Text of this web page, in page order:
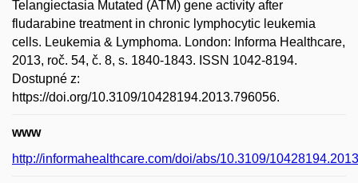
Telangiectasia Mutated (ATM) gene activity after
fludarabine treatment in chronic lymphocytic leukemia
cells. Leukemia & Lymphoma. London: Informa Healthcare,
2013, roč. 54, č. 8, s. 1840-1843. ISSN 1042-8194.
Dostupné z:
https://doi.org/10.3109/10428194.2013.796056.
www
http://informahealthcare.com/doi/abs/10.3109/